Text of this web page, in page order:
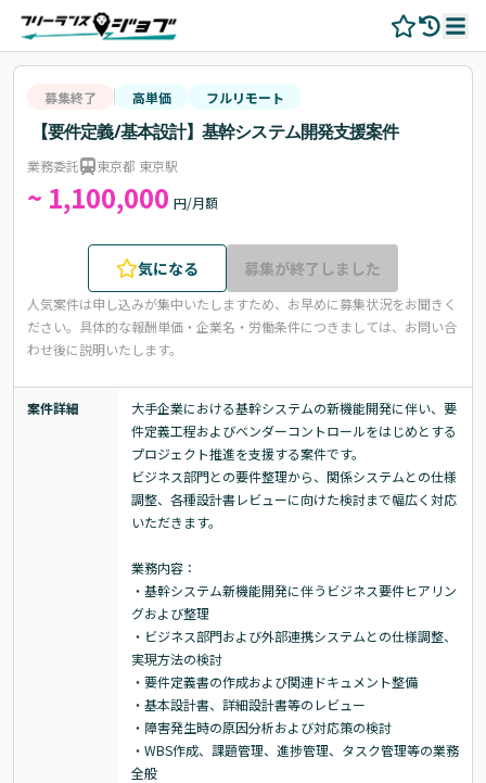
募集終了 高単価 フルリモート
【要件定義/基本設計】基幹システム開発支援案件
業務委託 東京都 東京駅
~ 1,100,000 円/月額
気になる 募集が終了しました
人気案件は申し込みが集中いたしますため、お早めに募集状況をお聞きく
ださい。 具体的な報酬単価・企業名・労働条件につきましては、お問い合
わせ後に説明いたします。
案件詳細
大手企業における基幹システムの新機能開発に伴い、要
件定義工程およびベンダーコントロールをはじめとする
プロジェクト推進を支援する案件です。
ビジネス部門との要件整理から、関係システムとの仕様
調整、各種設計書レビューに向けた検討まで幅広く対応
いただきます。
業務内容：
・基幹システム新機能開発に伴うビジネス要件ヒアリン
グおよび整理
・ビジネス部門および外部連携システムとの仕様調整、
実現方法の検討
・要件定義書の作成および関連ドキュメント整備
・基本設計書、詳細設計書等のレビュー
・障害発生時の原因分析および対応策の検討
・WBS作成、課題管理、進捗管理、タスク管理等の業務
全般